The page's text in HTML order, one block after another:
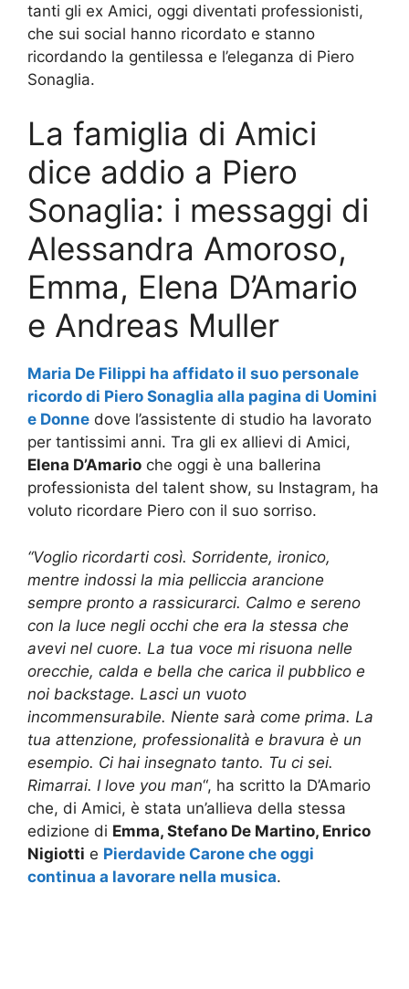
tanti gli ex Amici, oggi diventati professionisti,
che sui social hanno ricordato e stanno
ricordando la gentilessa e l’eleganza di Piero
Sonaglia.
La famiglia di Amici
dice addio a Piero
Sonaglia: i messaggi di
Alessandra Amoroso,
Emma, Elena D’Amario
e Andreas Muller
Maria De Filippi ha affidato il suo personale
ricordo di Piero Sonaglia alla pagina di Uomini
e Donne dove l’assistente di studio ha lavorato
per tantissimi anni. Tra gli ex allievi di Amici,
Elena D’Amario che oggi è una ballerina
professionista del talent show, su Instagram, ha
voluto ricordare Piero con il suo sorriso.
“Voglio ricordarti così. Sorridente, ironico,
mentre indossi la mia pelliccia arancione
sempre pronto a rassicurarci. Calmo e sereno
con la luce negli occhi che era la stessa che
avevi nel cuore. La tua voce mi risuona nelle
orecchie, calda e bella che carica il pubblico e
noi backstage. Lasci un vuoto
incommensurabile. Niente sarà come prima. La
tua attenzione, professionalità e bravura è un
esempio. Ci hai insegnato tanto. Tu ci sei.
Rimarrai. I love you man“, ha scritto la D’Amario
che, di Amici, è stata un’allieva della stessa
edizione di Emma, Stefano De Martino, Enrico
Nigiotti e Pierdavide Carone che oggi
continua a lavorare nella musica.